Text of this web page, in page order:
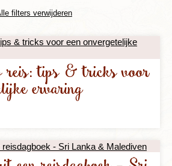
filters verwijderen
reis: tips & tricks voor
ervaring